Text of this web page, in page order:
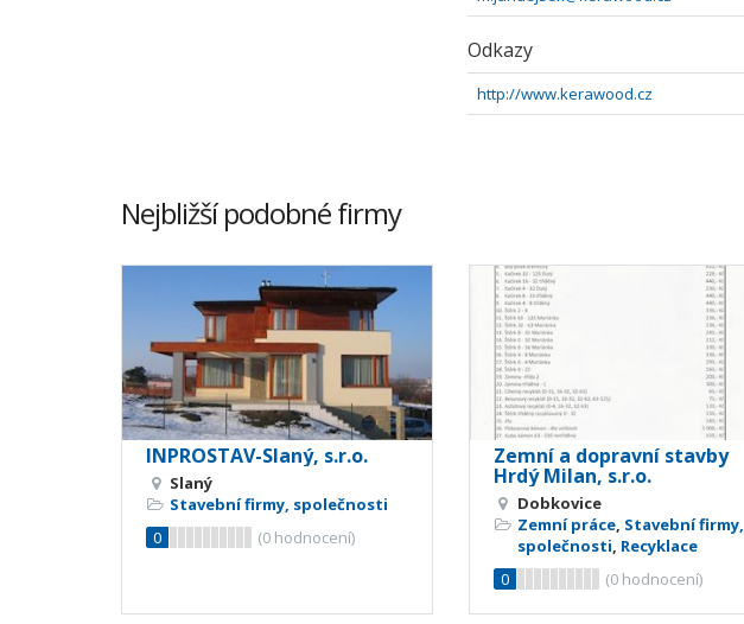
Odkazy
http://www.kerawood.cz
Nejbližší podobné firmy
INPROSTAV-Slaný, s.r.o.
Slaný
Stavební firmy, společnosti
0
(0 hodnocení)
Zemní a dopravní stavby
Hrdý Milan, s.r.o.
Dobkovice
Zemní práce, Stavební firmy,
společnosti, Recyklace
0
(0hodnocení)